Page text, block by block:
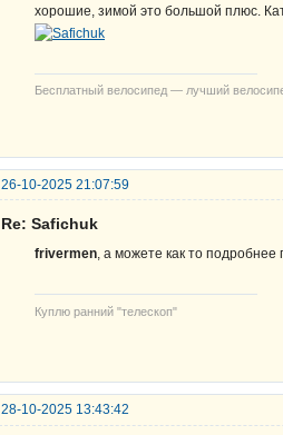
хорошие, зимой это большой плюс.
Бесплатный велосипед — лучший
26-10-2025 21:07:59
Re: Safichuk
frivermen, а можете как то подробнее
Куплю ранний "телескоп"
28-10-2025 13:43:42